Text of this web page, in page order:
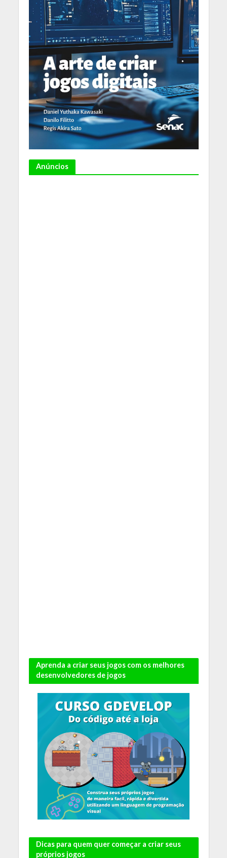
Anúncios
Aprenda a criar seus jogos com os melhores
desenvolvedores de jogos
Dicas para quem quer começar a criar seus
próprios jogos